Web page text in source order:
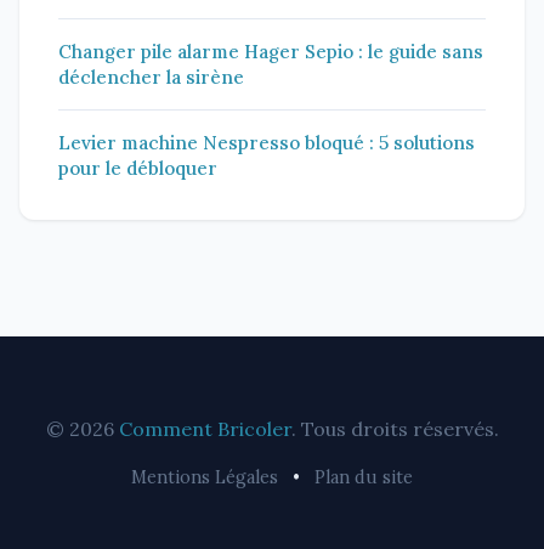
Changer pile alarme Hager Sepio : le guide sans
déclencher la sirène
Levier machine Nespresso bloqué : 5 solutions
pour le débloquer
© 2026 Comment Bricoler. Tous droits réservés.
Mentions Légales • Plan du site